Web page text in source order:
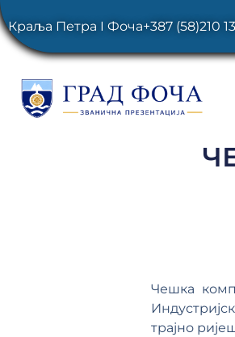
Краља Петра I Фоча+387 (58)210
Чешка
трајно